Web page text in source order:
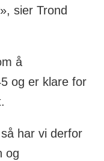
sier Trond
å
og er klare for
har vi derfor
og